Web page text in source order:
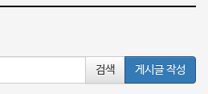
게시글 작성